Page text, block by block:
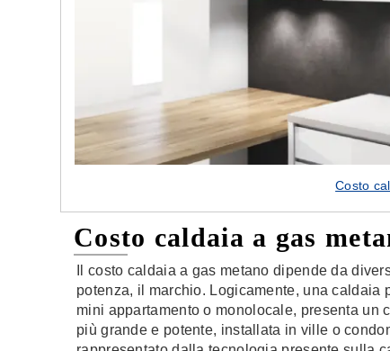
Costo
Costo caldaia a gas
Il costo caldaia a gas metano dipende da
potenza, il marchio. Logicamente, una
mini appartamento o monolocale, presenta un
più grande e potente, installata in ville o